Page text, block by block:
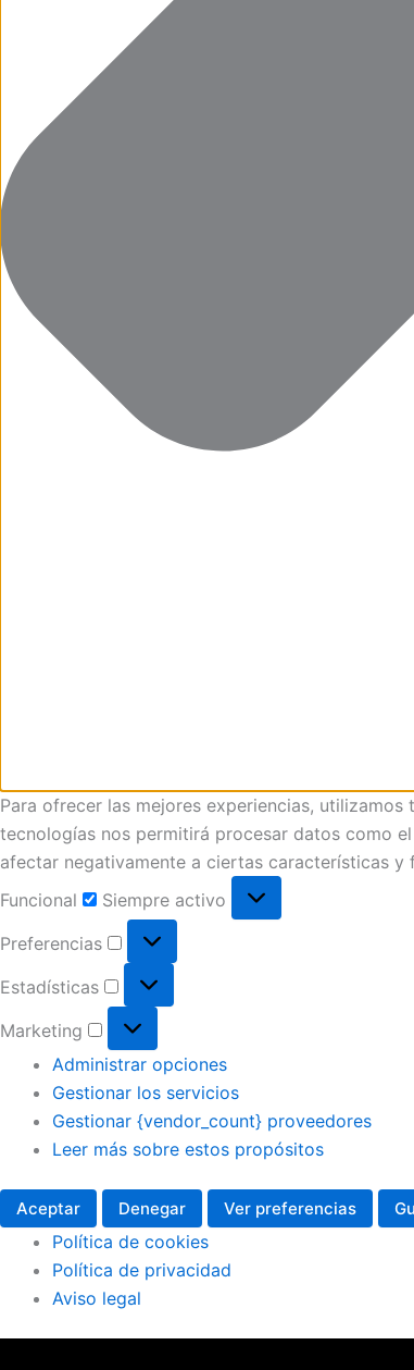
Para ofrecer las mejores experiencias,
tecnologías nos permitirá procesar datos como
afectar negativamente a ciertas características y
Funcional
Siempre activo
Preferencias
Estadísticas
Marketing
Administrar opciones
Gestionar los servicios
Gestionar {vendor_count} proveedores
Leer más sobre estos propósitos
Aceptar Denegar Ver preferencias
Política de cookies
Política de privacidad
Aviso legal